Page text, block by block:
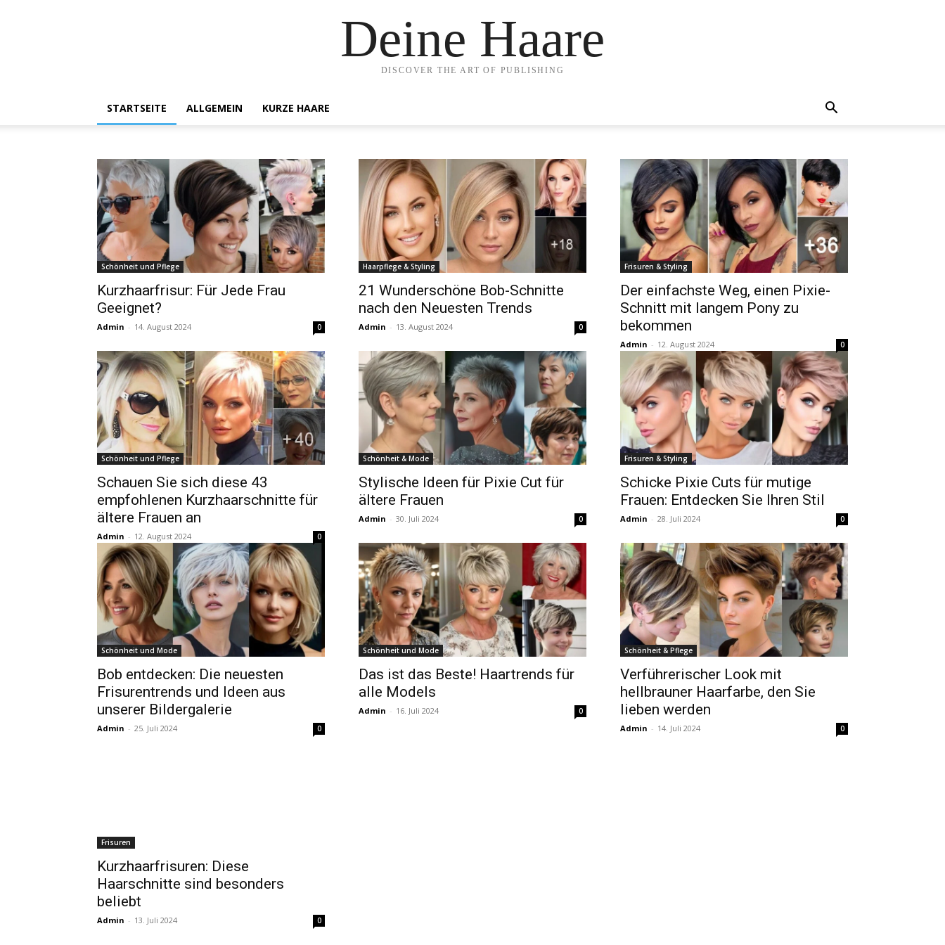
Deine Haare
DISCOVER THE ART OF PUBLISHING
STARTSEITE ALLGEMEIN KURZE HAARE
Schönheit und Pflege
Kurzhaarfrisur: Für Jede Frau
Geeignet?
Admin - 14. August 2024 0
Haarpflege & Styling
21 Wunderschöne Bob-Schnitte
nach den Neuesten Trends
Admin - 13. August 2024 0
Frisuren & Styling
Der einfachste Weg, einen Pixie-
Schnitt mit langem Pony zu
bekommen
Admin - 12. August 2024 0
Schönheit und Pflege
Schauen Sie sich diese 43
empfohlenen Kurzhaarschnitte für
ältere Frauen an
Admin - 12. August 2024 0
Schönheit & Mode
Stylische Ideen für Pixie Cut für
ältere Frauen
Admin - 30. Juli 2024 0
Frisuren & Styling
Schicke Pixie Cuts für mutige
Frauen: Entdecken Sie Ihren Stil
Admin - 28. Juli 2024 0
Schönheit und Mode
Bob entdecken: Die neuesten
Frisurentrends und Ideen aus
unserer Bildergalerie
Admin - 25. Juli 2024 0
Schönheit und Mode
Das ist das Beste! Haartrends für
alle Models
Admin - 16. Juli 2024 0
Schönheit & Pflege
Verführerischer Look mit
hellbrauner Haarfarbe, den Sie
lieben werden
Admin - 14. Juli 2024 0
Frisuren
Kurzhaarfrisuren: Diese
Haarschnitte sind besonders
beliebt
Admin - 13. Juli 2024 0